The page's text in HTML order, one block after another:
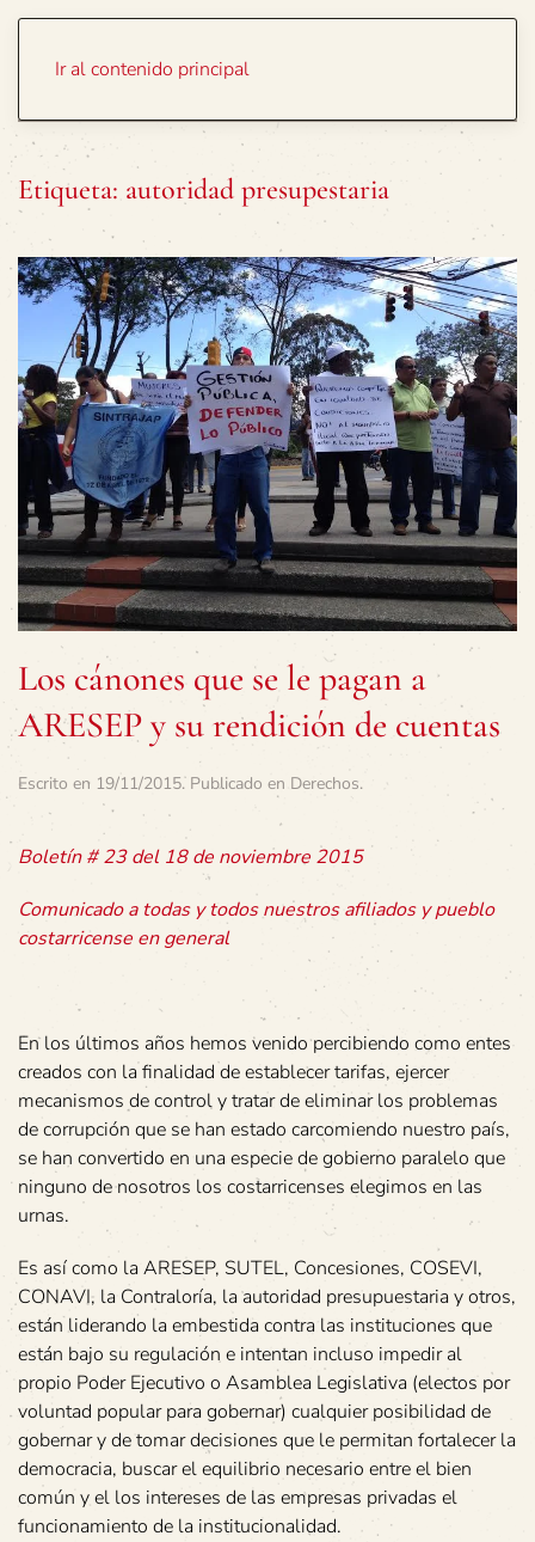
Ir al contenido principal
Etiqueta: autoridad presupestaria
Los cánones que se le pagan a
ARESEP y su rendición de cuentas
Escrito en 19/11/2015. Publicado en Derechos.
Boletín # 23 del 18 de noviembre 2015
Comunicado a todas y todos nuestros afiliados y pueblo
costarricense en general
En los últimos años hemos venido percibiendo como entes
creados con la finalidad de establecer tarifas, ejercer
mecanismos de control y tratar de eliminar los problemas
de corrupción que se han estado carcomiendo nuestro país,
se han convertido en una especie de gobierno paralelo que
ninguno de nosotros los costarricenses elegimos en las
urnas.
Es así como la ARESEP, SUTEL, Concesiones, COSEVI,
CONAVI, la Contraloría, la autoridad presupuestaria y otros,
están liderando la embestida contra las instituciones que
están bajo su regulación e intentan incluso impedir al
propio Poder Ejecutivo o Asamblea Legislativa (electos por
voluntad popular para gobernar) cualquier posibilidad de
gobernar y de tomar decisiones que le permitan fortalecer la
democracia, buscar el equilibrio necesario entre el bien
común y el los intereses de las empresas privadas el
funcionamiento de la institucionalidad.